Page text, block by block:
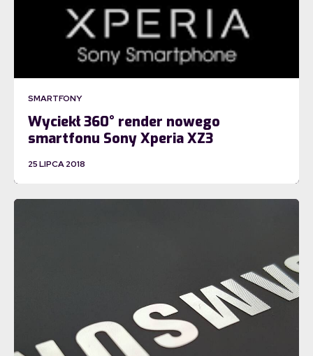
SMARTFONY
Wyciekł 360° render nowego
smartfonu Sony Xperia XZ3
25 LIPCA 2018